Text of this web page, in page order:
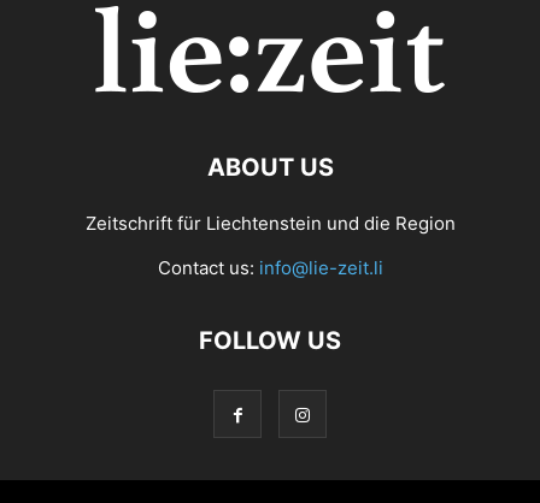
ABOUT US
Zeitschrift für Liechtenstein und die Region
Contact us: info@lie-zeit.li
FOLLOW US